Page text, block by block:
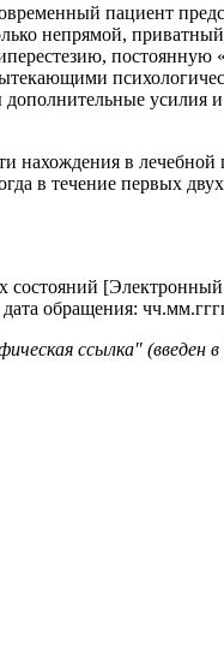
пациент
непрямой,
постоянную
нахождения в
в течение первых
дата обращения:
ссылка" (введен